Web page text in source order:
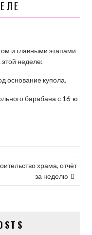
и главными этапами
неделе:
основание купола.
барабана с 16-ю
храма, отчёт
за неделю